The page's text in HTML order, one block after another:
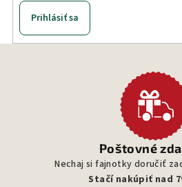
p
s
u
Prihlásiť sa
Poštovné
Nechaj si fajnotky doručiť
Stačí nakúpiť nad